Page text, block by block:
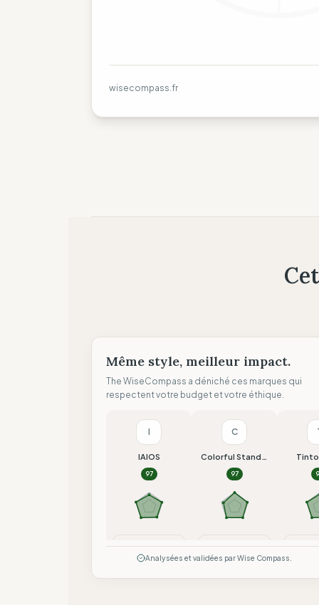
wisecompass.fr
Même style, meilleur impact.
The WiseCompass a déniché ces marques qui
respectent votre budget et votre éthique.
I
IAIOS
97
C
Colorful Standard
97
Analysées et validées par Wise Compass.